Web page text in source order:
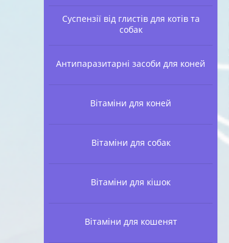
Суспензії від глистів для котів та
собак
Антипаразитарні засоби для коней
Вітаміни для коней
Вітаміни для собак
Вітаміни для кішок
Вітаміни для кошенят